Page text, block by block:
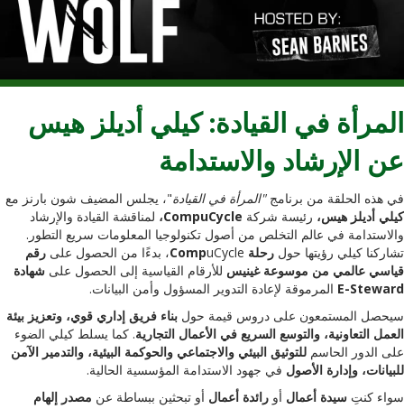
المرأة في القيادة: كيلي أديلز هيس
عن الإرشاد والاستدامة
في هذه الحلقة من برنامج"المرأة في القيادة"، يجلس المضيف شون بارنز مع
كيلي أديلز هيس، رئيسة شركة CompuCycle، لمناقشة القيادة والإرشاد
والاستدامة في عالم التخلص من أصول تكنولوجيا المعلومات سريع التطور.
تشاركنا كيلي رؤيتها حول رحلة Comp uCycle، بدءًا من الحصول على
رقم
قياسي عالمي من موسوعة غينيس للأرقام القياسية إلى الحصول على شهادة
E-Steward المرموقة لإعادة التدوير المسؤول وأمن البيانات.
سيحصل المستمعون على دروس قيمة حول بناء فريق إداري قوي، وتعزيز بيئة
العمل التعاونية، والتوسع السريع في الأعمال التجارية. كما يسلط كيلي الضوء
على الدور الحاسم للتوثيق البيئي والاجتماعي والحوكمة البيئية، والتدمير الآمن
للبيانات، وإدارة الأصول في جهود الاستدامة المؤسسية الحالية.
سواء كنتِ سيدة أعمال أو رائدة أعمال أو تبحثين ببساطة عن مصدر إلهام